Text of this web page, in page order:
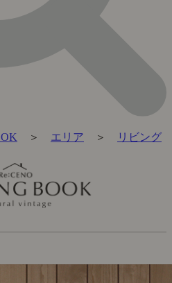
＞ エリア ＞ リビング